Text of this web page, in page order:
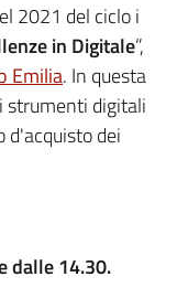
2021 del ciclo i
in Digitale”,
Emilia. In questa
strumenti digitali
d'acquisto dei
dalle 14.30.